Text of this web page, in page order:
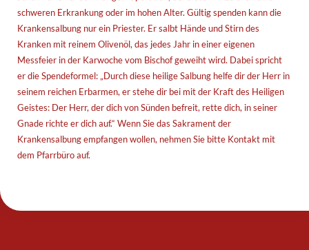
schweren Erkrankung oder im hohen Alter. Gültig spenden kann die
Krankensalbung nur ein Priester. Er salbt Hände und Stirn des
Kranken mit reinem Olivenöl, das jedes Jahr in einer eigenen
Messfeier in der Karwoche vom Bischof geweiht wird. Dabei spricht
er die Spendeformel: „Durch diese heilige Salbung helfe dir der Herr in
seinem reichen Erbarmen, er stehe dir bei mit der Kraft des Heiligen
Geistes: Der Herr, der dich von Sünden befreit, rette dich, in seiner
Gnade richte er dich auf.“ Wenn Sie das Sakrament der
Krankensalbung empfangen wollen, nehmen Sie bitte Kontakt mit
dem Pfarrbüro auf.